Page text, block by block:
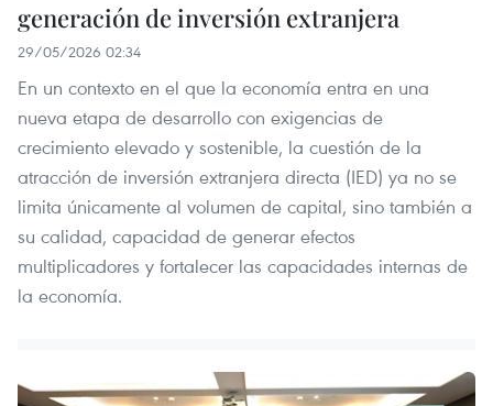
generación de inversión extranjera
29/05/2026 02:34
En un contexto en el que la economía entra en una
nueva etapa de desarrollo con exigencias de
crecimiento elevado y sostenible, la cuestión de la
atracción de inversión extranjera directa (IED) ya no se
limita únicamente al volumen de capital, sino también a
su calidad, capacidad de generar efectos
multiplicadores y fortalecer las capacidades internas de
la economía.